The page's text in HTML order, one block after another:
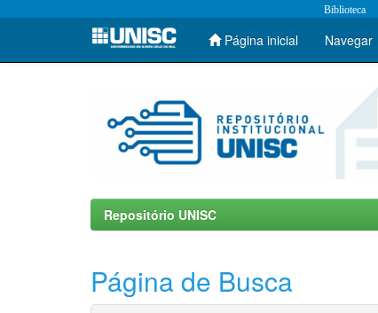
Skip
Biblioteca
Página inicial Navegar
Repositório UNISC
Página de Busca